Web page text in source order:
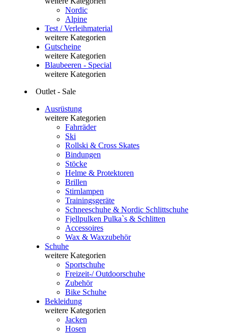
Nordic
Alpine
Test / Verleihmaterial
weitere Kategorien
Gutscheine
weitere Kategorien
Blaubeeren - Special
weitere Kategorien
Outlet - Sale
Ausrüstung
weitere Kategorien
Fahrräder
Ski
Rollski & Cross Skates
Bindungen
Stöcke
Helme & Protektoren
Brillen
Stirnlampen
Trainingsgeräte
Schneeschuhe & Nordic Schlittschuhe
Fjellpulken Pulka`s & Schlitten
Accessoires
Wax & Waxzubehör
Schuhe
weitere Kategorien
Sportschuhe
Freizeit-/ Outdoorschuhe
Zubehör
Bike Schuhe
Bekleidung
weitere Kategorien
Jacken
Hosen